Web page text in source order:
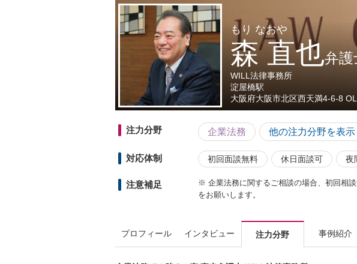
もり なおや
森 直也弁護
WILL法律事務所
淀屋橋駅
大阪府大阪市北区西天満4-6-8
注力分野 企業法務 他の注力分野を表示
対応体制 初回面談無料 休日面談可 夜
注意補足
※ 企業法務に関するご相談の場合、初回相
をお願いします。
プロフィール インタビュー 注力分野 事例紹介